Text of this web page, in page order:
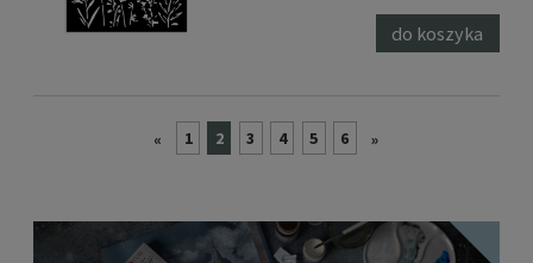
do koszyka
« 1 2 3 4 5 6 »